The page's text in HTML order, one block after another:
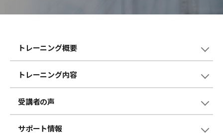
トレーニング概要
トレーニング内容
受講者の声
サポート情報